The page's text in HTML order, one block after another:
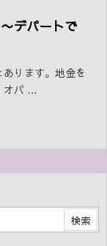
デパートで
ります。地金を
オパ ...